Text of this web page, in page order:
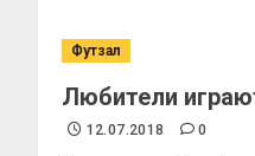
Футзал
Любители
12.07.2018 0